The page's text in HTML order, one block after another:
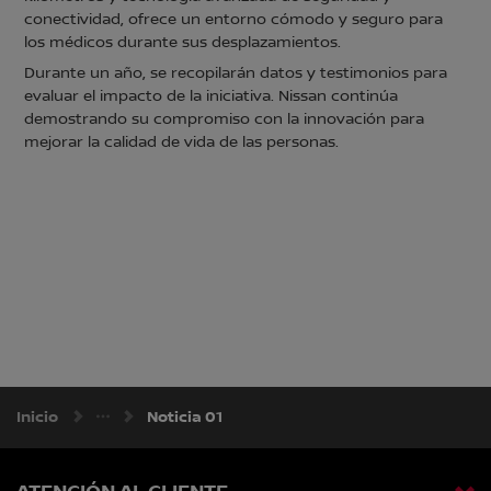
conectividad, ofrece un entorno cómodo y seguro para
los médicos durante sus desplazamientos.
Durante un año, se recopilarán datos y testimonios para
evaluar el impacto de la iniciativa. Nissan continúa
demostrando su compromiso con la innovación para
mejorar la calidad de vida de las personas.
Inicio Noticia 01